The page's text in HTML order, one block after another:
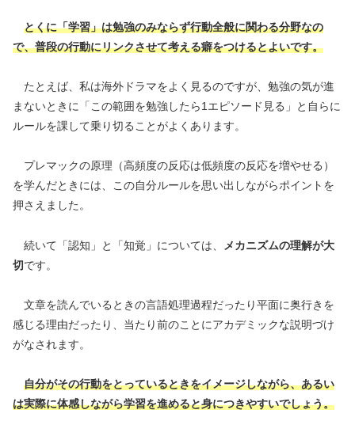
とくに「学習」は勉強のみならず行動全般に関わる分野なの
で、普段の行動にリンクさせて考える癖をつけるとよいです。
たとえば、私は海外ドラマをよく見るのですが、勉強の気が進
まないときに「この範囲を勉強したら1エピソード見る」と自らに
ルールを課して乗り切ることがよくあります。
プレマックの原理（高頻度の反応は低頻度の反応を増やせる）
を学んだときには、この自分ルールを思い出しながらポイントを
押さえました。
続いて「認知」と「知覚」については、
メカニズムの理解が大
切です。
文章を読んでいるときの言語処理過程だったり平面に奥行きを
感じる理由だったり、当たり前のことにアカデミックな説明づけ
がなされます。
自分がその行動をとっているときをイメージしながら、あるい
は実際に体感しながら学習を進めると身につきやすいでしょう。